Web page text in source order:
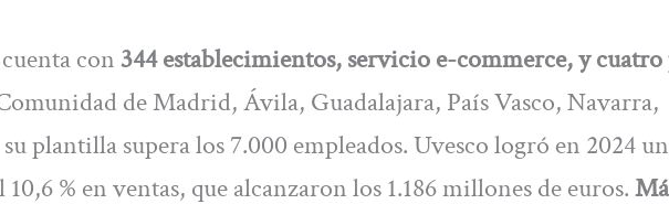
con344 establecimientos, servicio e-commerce, y cuatro
de Madrid, Ávila, Guadalajara, País Vasco, Navarra,
plantilla supera los 7.000 empleados. Uvesco logró en 2024 un
% en ventas, que alcanzaron los 1.186 millones de euros.